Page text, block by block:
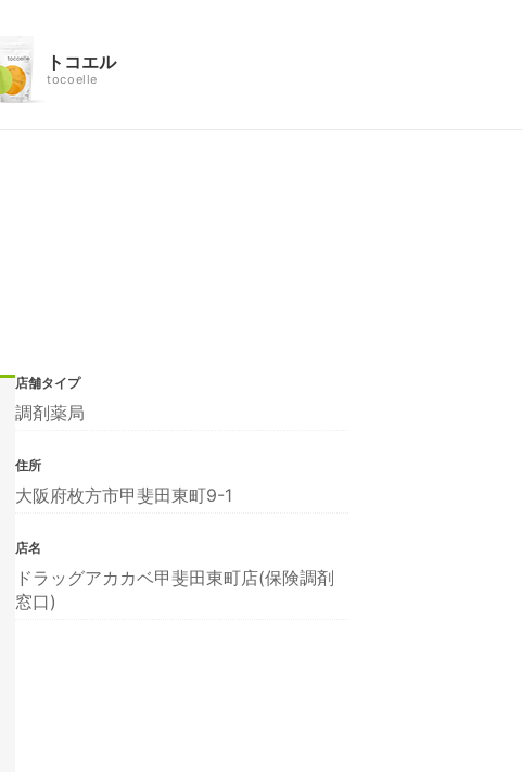
トコエル
tocoelle
店舗タイプ
調剤薬局
住所
大阪府枚方市甲斐田東町9-1
店名
ドラッグアカカベ甲斐田東町店(保険調剤
窓口)